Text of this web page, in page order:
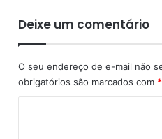
a
i
r
a
i
l
õ
e
s
Deixe um comentário
O seu endereço de e-mail não
obrigatórios são marcados com *